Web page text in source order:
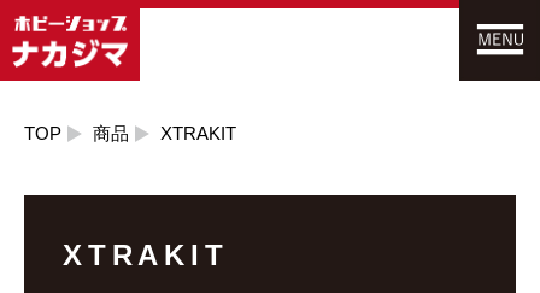
TOP 商品 XTRAKIT
XTRAKIT